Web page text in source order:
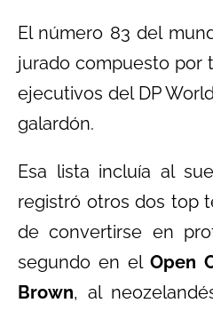
El número 83 del
jurado compuesto por
ejecutivos del DP
galardón.
Esa lista incluía al
registró otros dos top
de convertirse en
segundo en el Open
Brown, al